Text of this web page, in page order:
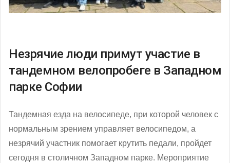
Незрячие люди примут участие в
тандемном велопробеге в Западном
парке Софии
Тандемная езда на велосипеде, при которой человек с
нормальным зрением управляет велосипедом, а
незрячий участник помогает крутить педали, пройдет
сегодня в столичном Западном парке. Мероприятие